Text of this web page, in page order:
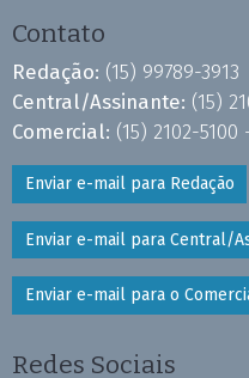
Contato
Redação: (15) 99789-3913
Central/Assinante: (15)
Comercial: (15) 2102-
Enviar e-mail para Redação
Enviar e-mail para Central/
Enviar e-mail para o
Redes Sociais